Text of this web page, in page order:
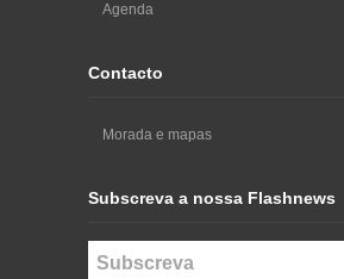
Agenda
Contacto
Morada e mapas
Subscreva a nossa Flashnews
Subscreva